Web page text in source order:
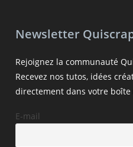
Newsletter
Rejoignez la communauté
Recevez nos tutos, idées
directement dans votre boîte
E-mail